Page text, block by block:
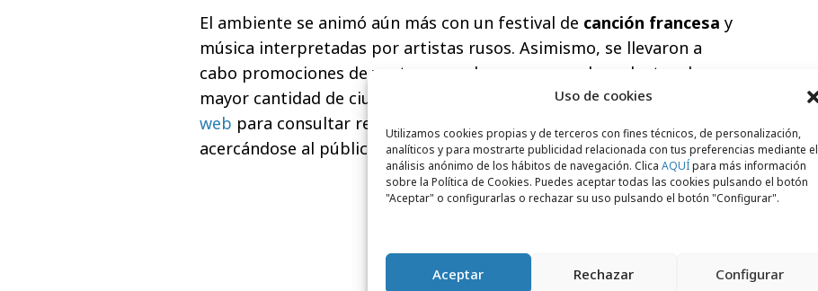
Uso de cookies
Utilizamos cookies propias y de terceros con fines técnicos, de personalización,
analíticos y para mostrarte publicidad relacionada con tus preferencias mediante el
análisis anónimo de los hábitos de navegación. Clica AQUÍpara más información
sobre la Política de Cookies. Puedes aceptar todas las cookies pulsando el botón
"Aceptar" o configurarlas o rechazar su uso pulsando el botón "Configurar".
Aceptar Rechazar Configurar
El ambiente se animó aún más con un festival de canción francesa y
música interpretadas por artistas rusos. Asimismo, se llevaron a
cabo promociones de ventas para dar a conocer el producto a la
mayor cantidad de ciudadanos. La marca también dispuso un sitio
web para consultar recetas y consejos de cocina, para continuar
acercándose al público ruso.